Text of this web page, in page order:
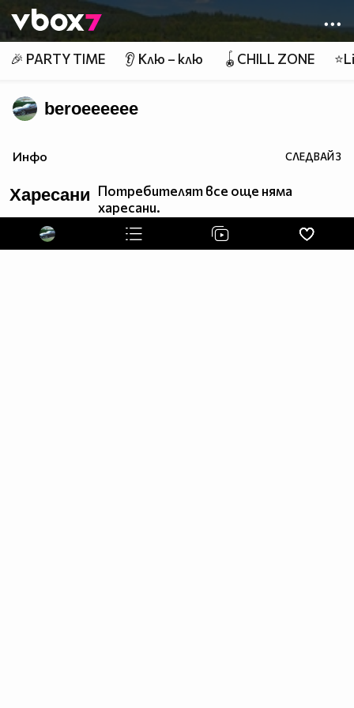
👾
🎉 PARTY TIME 👂 Клю – клю 🪀CHILL ZONE
beroeeeeee
Инфо СЛЕДВАЙ3
Харесани Потребителят все още няма
харесани.